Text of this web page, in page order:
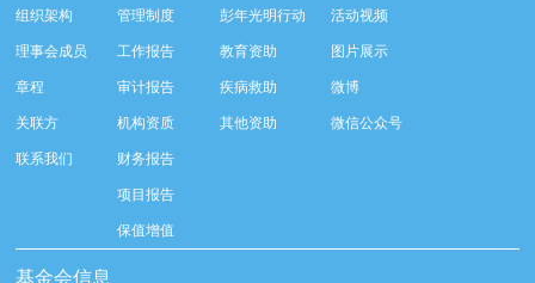
新起点上，基金会将始终坚守创立初
心，继续沿着余彭年先生的慈善足迹稳
步前行：一方面将持续巩固已有的品牌
公益项目优势，把帮扶资源更精准地向
索适配新时代公益环境的创新路径，联
动更多社会爱心力量，搭建更透明、更
阔的角落，用实际行动践行"取之于社
会、用之于社会"的公益承诺。未来，
余彭年慈善基金会将在新一届理事会的
带领下，以更饱满的热忱投身公益慈善
往日家中大大小小的农活，全都压在了
老伴一人肩上。此前季爷爷的左眼早已
彻底失明，卧床的日子里视野一片昏
暗，行动受限再加上双目近乎失明，老
人常常对往后的生活满心忧虑。得益于
去年项目开展的右眼手术，如今他的右
眼重获视力，平日里能够看清手机屏
幕，简单的日常起居也可以自己打理不
少。聊天的时候季爷爷语气满是庆
幸：“本来走路就不利索，要是双眼都
看不见，真的不敢设想往后的日子。现
仪式后余彭年慈善基金会一行实地探访
了项目实施的一线情况，详细了解了患
流程就诊环节。 探访结束后，我们一行
开始对参与项目的患者进行了随机的回
项目的患者进行了随机的回访。居住在
松山区三道井子村的王奶奶左眼一直视
检查治疗。村里的赵书记在走访过程中
来到涟源市渡头塘乡洪家村。72岁的曾
爷爷正在自家菜地里忙碌。他曾是村里
见，另一只眼睛的视力也越来越差。以
前，他看不清鱼塘的水位，也分不清菜
术后，眼睛亮堂多了！”老人笑着说。
现在，他能清楚地看到鱼塘里鱼儿游动
杂草。尽管手部有残疾，但他在田埂上
组织架构
理事会成员
章程
关联方
联系我们
管理制度
工作报告
审计报告
机构资质
财务报告
项目报告
保值增值
彭年光明行动
教育资助
疾病救助
其他资助
活动视频
图片展示
微博
微信公众号
基金会信息